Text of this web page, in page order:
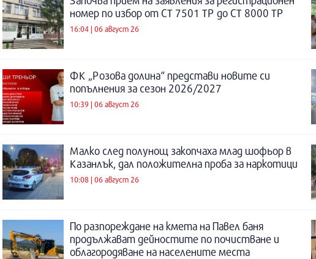
номер по избор от СТ 7501 ТР до СТ 8000 ТР
16:04 | 06 август 26
ФК „Розова долина“ представи новите си
попълнения за сезон 2026/2027
10:39 | 06 август 26
Малко след полунощ закопчаха млад шофьор в
Казанлък, дал положителна проба за наркотици
10:08 | 06 август 26
По разпореждане на кмета на Павел баня
продължават дейностите по почистване и
облагородяване на населените места